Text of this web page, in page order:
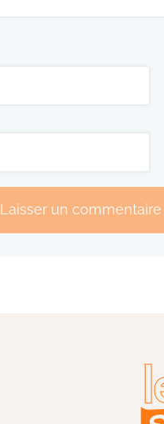
Laisser un commentaire